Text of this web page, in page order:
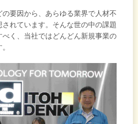
要因から、あらゆる業界で人材不
れています。そんな世の中の課題
く、当社ではどんどん新規事業の